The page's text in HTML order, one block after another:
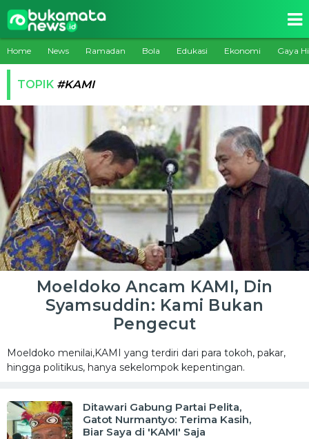
Home News Ramadan Bola Edukasi Ekonomi Gaya
TOPIK #KAMI
Moeldoko Ancam KAMI, Din
Syamsuddin: Kami Bukan
Pengecut
Moeldoko menilai,KAMI yang terdiri dari para tokoh, pakar,
hingga politikus, hanya sekelompok kepentingan.
Ditawari Gabung Partai Pelita,
Gatot Nurmantyo: Terima Kasih,
Biar Saya di 'KAMI' Saja